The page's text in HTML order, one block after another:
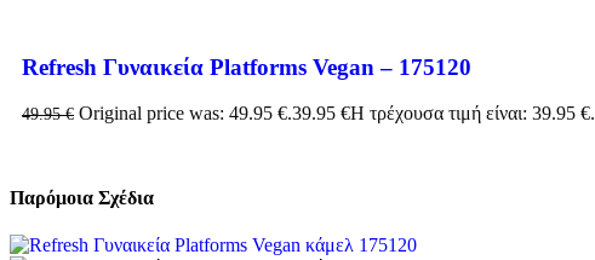
Refresh Γυναικεία Platforms Vegan – 175120
49.95€ Original price was: 49.95 €.39.95 €Η τρέχουσα τιμή είναι: 39.95 €.
Παρόμοια Σχέδια